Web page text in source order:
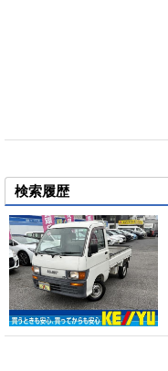
検索履歴